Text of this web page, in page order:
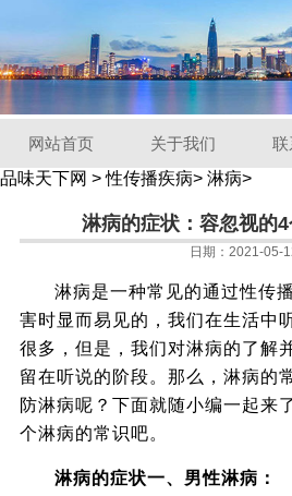
网站首页 关于我们
联
品味天下网 >性传播疾病> 淋病>
淋病的症状：容忽视的
日期：2021-05-
淋病是一种常见的通过性传
害时显而易见的，我们在生活中
很多，但是，我们对淋病的了解
留在听说的阶段。那么，淋病的
防淋病呢？下面就随小编一起来
个淋病的常识吧。
淋病的症状一、男性淋病：